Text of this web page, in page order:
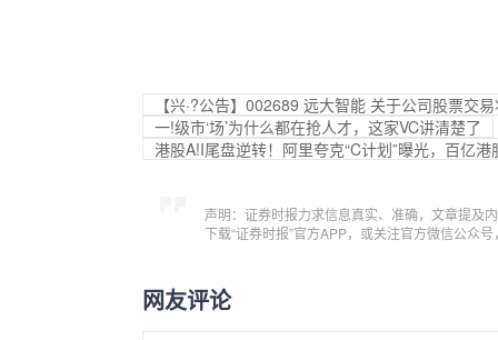
【兴·?公告】002689 远大智能 关于公司股票交
一!级市‘场’为什么都在抢人才，这家VC讲清楚了
港股A!I尾盘逆转！阿里夸克“C计划”曝光，百亿
声明：证券时报力求信息真实、准确，文章提及
下载“证券时报”官方APP，或关注官方微信公众
网友评论